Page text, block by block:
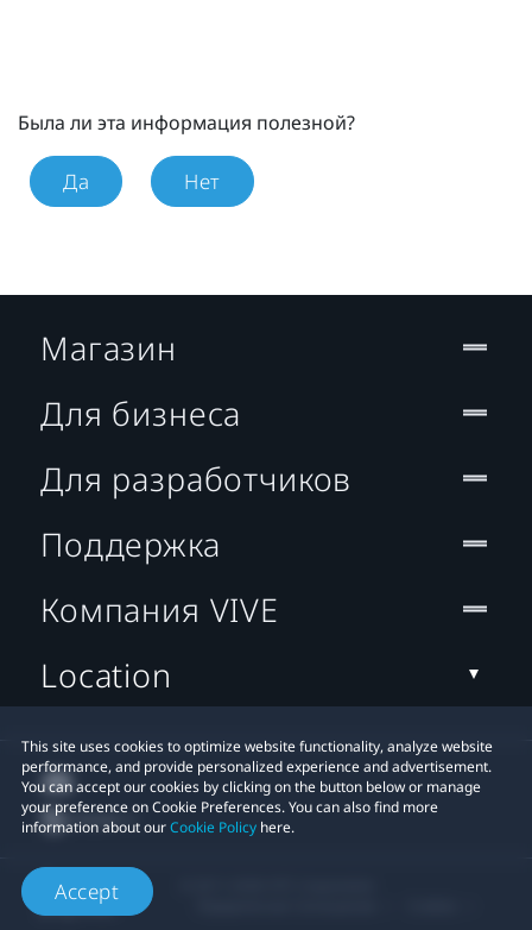
Была ли эта информация полезной?
Да Нет
This site uses cookies to optimize website functionality, analyze website
performance, and provide personalized experience and advertisement.
You can accept our cookies by clicking on the button below or manage
your preference on Cookie Preferences. You can also find more
information about ourCookie Policy here.
Accept
Магазин
Для бизнеса
Для разработчиков
Поддержка
Компания VIVE
Location